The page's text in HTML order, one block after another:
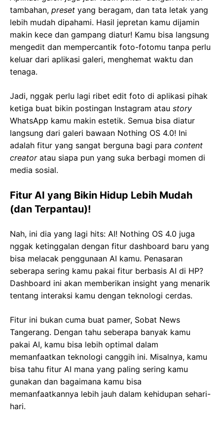
tambahan, preset yang beragam, dan tata letak yang
lebih mudah dipahami. Hasil jepretan kamu dijamin
makin kece dan gampang diatur! Kamu bisa langsung
mengedit dan mempercantik foto-fotomu tanpa perlu
keluar dari aplikasi galeri, menghemat waktu dan
tenaga.
Jadi, nggak perlu lagi ribet edit foto di aplikasi pihak
ketiga buat bikin postingan Instagram atau story
WhatsApp kamu makin estetik. Semua bisa diatur
langsung dari galeri bawaan Nothing OS 4.0! Ini
adalah fitur yang sangat berguna bagi para content
creatoratau siapa pun yang suka berbagi momen di
media sosial.
Fitur AI yang Bikin Hidup Lebih Mudah
(dan Terpantau)!
Nah, ini dia yang lagi hits: AI! Nothing OS 4.0 juga
nggak ketinggalan dengan fitur dashboard baru yang
bisa melacak penggunaan AI kamu. Penasaran
seberapa sering kamu pakai fitur berbasis AI di HP?
Dashboard ini akan memberikan insight yang menarik
tentang interaksi kamu dengan teknologi cerdas.
Fitur ini bukan cuma buat pamer, Sobat News
Tangerang. Dengan tahu seberapa banyak kamu
pakai AI, kamu bisa lebih optimal dalam
memanfaatkan teknologi canggih ini. Misalnya, kamu
bisa tahu fitur AI mana yang paling sering kamu
gunakan dan bagaimana kamu bisa
memanfaatkannya lebih jauh dalam kehidupan sehari-
hari.